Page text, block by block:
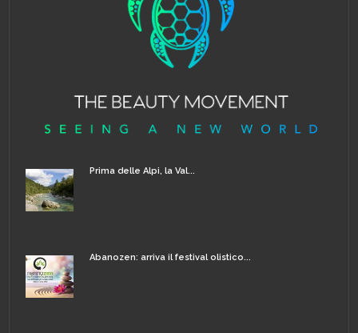
Prima delle Alpi, la Val...
Abanozen: arriva il festival olistico...